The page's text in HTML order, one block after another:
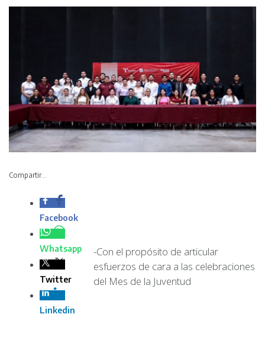
-Con el propósito de articular esfuerzos de cara a las
celebraciones del Mes de la Juventud